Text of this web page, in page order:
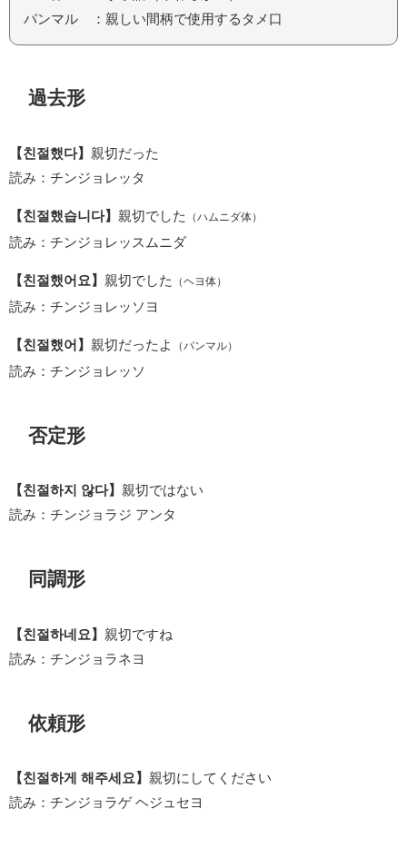
パンマル ：親しい間柄で使用するタメ口
過去形
【친절했다】 親切だった
読み：チンジョレッタ
【친절했습니다】 親切でした （ハムニダ体）
読み：チンジョレッスムニダ
【친절했어요】 親切でした （ヘヨ体）
読み：チンジョレッソヨ
【친절했어】 親切だったよ （パンマル）
読み：チンジョレッソ
否定形
【친절하지 않다】 親切ではない
読み：チンジョラジ アンタ
同調形
【친절하네요】 親切ですね
読み：チンジョラネヨ
依頼形
【친절하게 해주세요】 親切にしてください
読み：チンジョラゲ ヘジュセヨ